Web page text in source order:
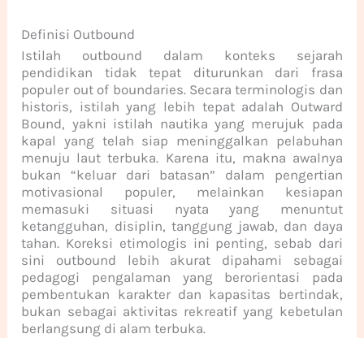
Definisi Outbound
Istilah outbound dalam konteks sejarah
pendidikan tidak tepat diturunkan dari frasa
populer out of boundaries. Secara terminologis dan
historis, istilah yang lebih tepat adalah Outward
Bound, yakni istilah nautika yang merujuk pada
kapal yang telah siap meninggalkan pelabuhan
menuju laut terbuka. Karena itu, makna awalnya
bukan “keluar dari batasan” dalam pengertian
motivasional populer, melainkan kesiapan
memasuki situasi nyata yang menuntut
ketangguhan, disiplin, tanggung jawab, dan daya
tahan. Koreksi etimologis ini penting, sebab dari
sini outbound lebih akurat dipahami sebagai
pedagogi pengalaman yang berorientasi pada
pembentukan karakter dan kapasitas bertindak,
bukan sebagai aktivitas rekreatif yang kebetulan
berlangsung di alam terbuka.